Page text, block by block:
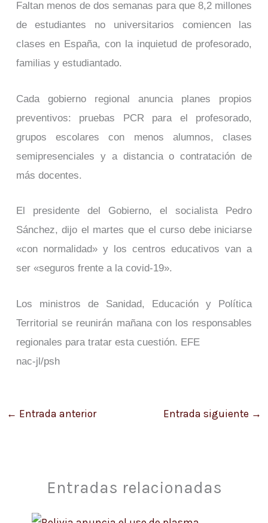
Faltan menos de dos semanas para que 8,2 millones
de estudiantes no universitarios comiencen las
clases en España, con la inquietud de profesorado,
familias y estudiantado.
Cada gobierno regional anuncia planes propios
preventivos: pruebas PCR para el profesorado,
grupos escolares con menos alumnos, clases
semipresenciales y a distancia o contratación de
más docentes.
El presidente del Gobierno, el socialista Pedro
Sánchez, dijo el martes que el curso debe iniciarse
«con normalidad» y los centros educativos van a
ser «seguros frente a la covid-19».
Los ministros de Sanidad, Educación y Política
Territorial se reunirán mañana con los responsables
regionales para tratar esta cuestión. EFE
nac-jl/psh
← Entrada anterior Entrada siguiente →
Entradas relacionadas